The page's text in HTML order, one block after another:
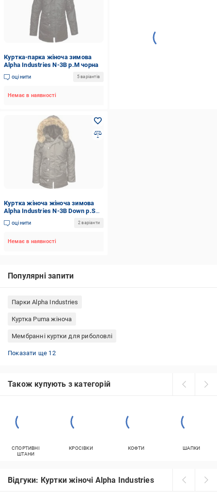
Куртка-парка жіноча зимова
Alpha Industries N-3B р.M чорна
оцінити 5 варіантів
Немає в наявності
Куртка жіноча жіноча зимова
Alpha Industries N-3B Down р.S
grey
оцінити 2 варіанти
Немає в наявності
Популярні запити
Парки Alpha Industries
Куртка Puma жіноча
Мембранні куртки для риболовлі
Куртки стьобані жіночі весна
Сірі пуховики
Куртки жіночі 44 розміру
Коричневі пуховики
Сірі косухи
Куртки мембранні чоловічі
Куртки жіночі оверсайз
Пуховики жіночі
Пуховики Adidas
Двосторонні куртки чоловічі зимові
Куртки жіночі 74 розміру
Куртки чорні жіночі
Показати ще 12
Також купують з категорій
СПОРТИВНІ
ШТАНИ
КРОСІВКИ КОФТИ ШАПКИ
Відгуки: Куртки жіночі Alpha Industries